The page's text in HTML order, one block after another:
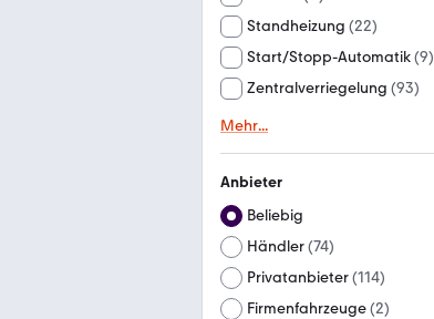
Standheizung (22)
Start/Stopp-Automatik(9)
Zentralverriegelung (93)
Mehr...
Anbieter
Beliebig
Händler(74)
Privatanbieter(114)
Firmenfahrzeuge(2)